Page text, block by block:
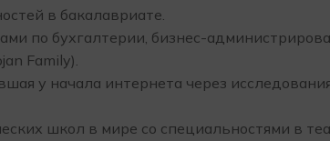
в бакалавриате.
по бухгалтерии, бизнес-
Family).
у начала интернета через
школ в мире со специальностями в